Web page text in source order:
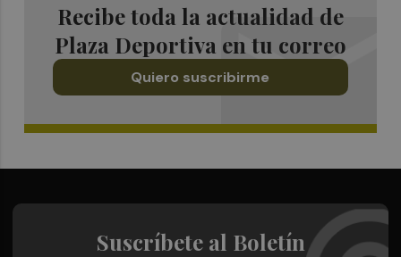
Recibe toda la actualidad de
Plaza Deportiva en tu correo
Quiero suscribirme
Suscríbete al Boletín